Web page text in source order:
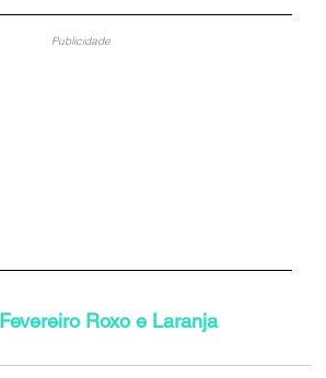
Publicidade
Fevereiro Roxo e Laranja